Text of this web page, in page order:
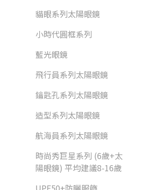
貓眼系列太陽眼鏡
小時代圓框系列
藍光眼鏡
飛行員系列太陽眼鏡
鑰匙孔系列太陽眼鏡
造型系列太陽眼鏡
航海員系列太陽眼鏡
時尚秀巨星系列 (6歲+太
陽眼鏡) 平均建議8-16歲